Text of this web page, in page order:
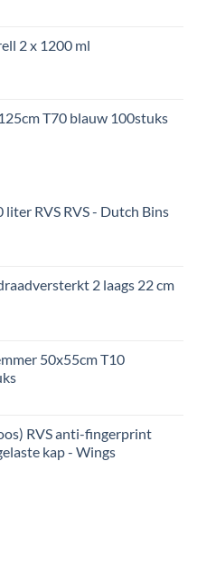
2 x 1200 ml
T70 blauw 100stuks
RVS RVS - Dutch Bins
2 laags 22 cm
50x55cm T10
RVS anti-fingerprint
kap - Wings